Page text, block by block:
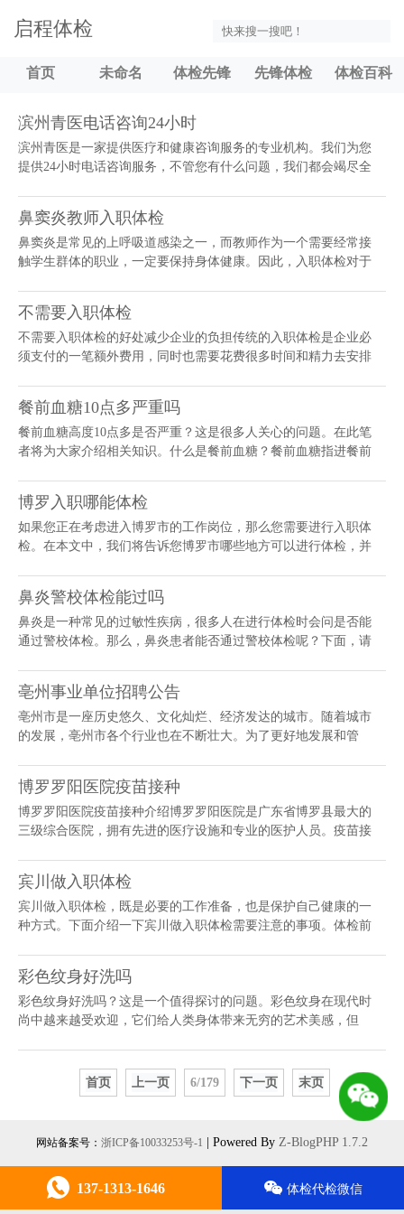
启程体检
首页 未命名 体检先锋 先锋体检 体检百科
滨州青医电话咨询24小时
滨州青医是一家提供医疗和健康咨询服务的专业机构。我们为您
提供24小时电话咨询服务，不管您有什么问题，我们都会竭尽全
鼻窦炎教师入职体检
鼻窦炎是常见的上呼吸道感染之一，而教师作为一个需要经常接
触学生群体的职业，一定要保持身体健康。因此，入职体检对于
不需要入职体检
不需要入职体检的好处减少企业的负担传统的入职体检是企业必
须支付的一笔额外费用，同时也需要花费很多时间和精力去安排
餐前血糖10点多严重吗
餐前血糖高度10点多是否严重？这是很多人关心的问题。在此笔
者将为大家介绍相关知识。什么是餐前血糖？餐前血糖指进餐前
博罗入职哪能体检
如果您正在考虑进入博罗市的工作岗位，那么您需要进行入职体
检。在本文中，我们将告诉您博罗市哪些地方可以进行体检，并
鼻炎警校体检能过吗
鼻炎是一种常见的过敏性疾病，很多人在进行体检时会问是否能
通过警校体检。那么，鼻炎患者能否通过警校体检呢？下面，请
亳州事业单位招聘公告
亳州市是一座历史悠久、文化灿烂、经济发达的城市。随着城市
的发展，亳州市各个行业也在不断壮大。为了更好地发展和管
博罗罗阳医院疫苗接种
博罗罗阳医院疫苗接种介绍博罗罗阳医院是广东省博罗县最大的
三级综合医院，拥有先进的医疗设施和专业的医护人员。疫苗接
宾川做入职体检
宾川做入职体检，既是必要的工作准备，也是保护自己健康的一
种方式。下面介绍一下宾川做入职体检需要注意的事项。体检前
彩色纹身好洗吗
彩色纹身好洗吗？这是一个值得探讨的问题。彩色纹身在现代时
尚中越来越受欢迎，它们给人类身体带来无穷的艺术美感，但
首页
上一页 6/179 下一页 末页
网站备案号： 浙ICP备10033253号-1 | Powered By Z-BlogPHP 1.7.2
137-1313-1646 体检代检微信